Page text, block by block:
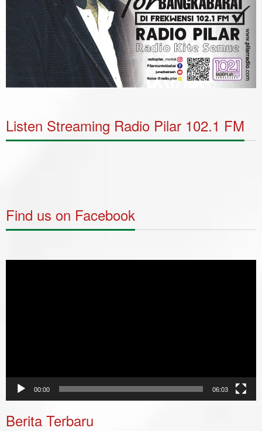
Listen Streaming Radio Pilar 102.1 FM
Find us on Facebook
00:00 06:03
Berita Terbaru